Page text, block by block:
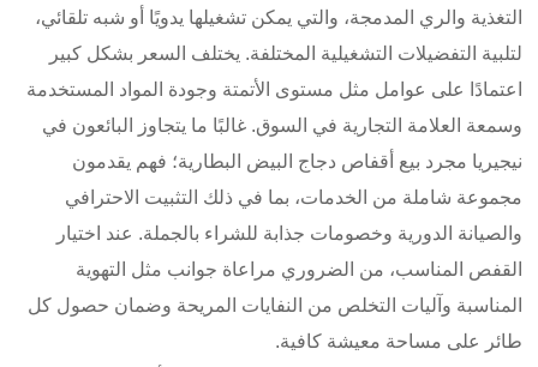
التغذية والري المدمجة، والتي يمكن تشغيلها يدويًا أو شبه تلقائي،
لتلبية التفضيلات التشغيلية المختلفة. يختلف السعر بشكل كبير
اعتمادًا على عوامل مثل مستوى الأتمتة وجودة المواد المستخدمة
وسمعة العلامة التجارية في السوق. غالبًا ما يتجاوز البائعون في
نيجيريا مجرد بيع أقفاص دجاج البيض البطارية؛ فهم يقدمون
مجموعة شاملة من الخدمات، بما في ذلك التثبيت الاحترافي
والصيانة الدورية وخصومات جذابة للشراء بالجملة. عند اختيار
القفص المناسب، من الضروري مراعاة جوانب مثل التهوية
المناسبة وآليات التخلص من النفايات المريحة وضمان حصول كل
طائر على مساحة معيشة كافية.